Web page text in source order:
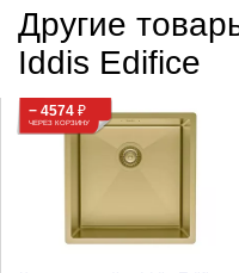
Другие
Iddis Edifice
− 4574 ₽
ЧЕРЕЗ КОРЗИНУ